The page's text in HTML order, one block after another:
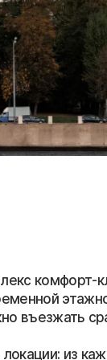
комфорт-
въезжать
из